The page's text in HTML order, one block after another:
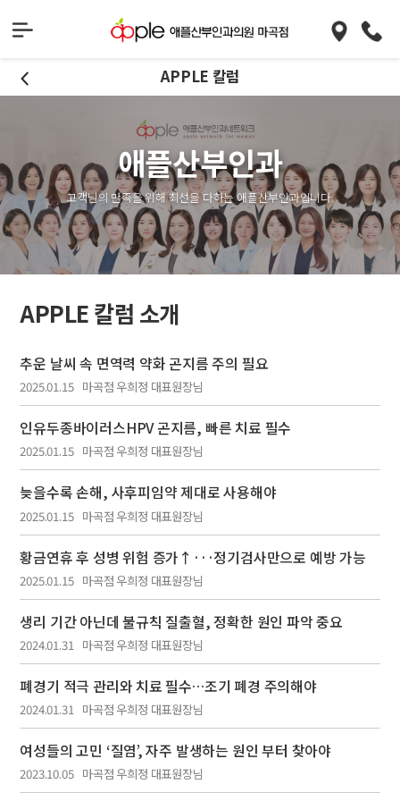
APPLE 칼럼
애플산부인과
고객님의 만족을 위해 최선을 다하는 애플산부인과입니다.
APPLE 칼럼 소개
추운 날씨 속 면역력 약화 곤지름 주의 필요
2025.01.15 마곡점 우희정 대표원장님
인유두종바이러스HPV 곤지름, 빠른 치료 필수
2025.01.15 마곡점 우희정 대표원장님
늦을수록 손해, 사후피임약 제대로 사용해야
2025.01.15 마곡점 우희정 대표원장님
황금연휴 후 성병 위험 증가↑···정기검사만으로 예방 가능
2025.01.15 마곡점 우희정 대표원장님
생리 기간 아닌데 불규칙 질출혈, 정확한 원인 파악 중요
2024.01.31 마곡점 우희정 대표원장님
폐경기 적극 관리와 치료 필수…조기 폐경 주의해야
2024.01.31 마곡점 우희정 대표원장님
여성들의 고민 ‘질염’, 자주 발생하는 원인 부터 찾아야
2023.10.05 마곡점 우희정 대표원장님